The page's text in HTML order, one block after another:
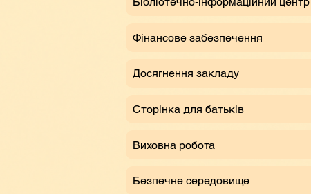
Фінансове забезпечення
Досягнення закладу
Сторінка для батьків
Виховна робота
Безпечне середовище